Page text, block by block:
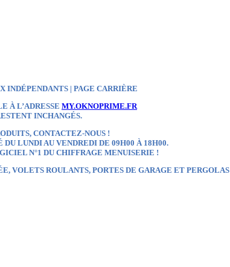
INDÉPENDANTS | PAGE CARRIÈRE
À L’ADRESSE MY.OKNOPRIME.FR
INCHANGÉS.
CONTACTEZ-NOUS !
LUNDI AU VENDREDI DE 09H00 À 18H00.
N°1 DU CHIFFRAGE MENUISERIE !
VOLETS ROULANTS, PORTES DE GARAGE ET PERGOLAS